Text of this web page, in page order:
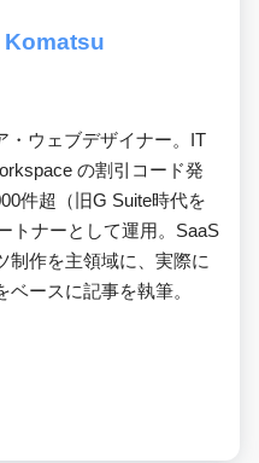
・ウェブデザイナー。IT
の割引コード発
件超（旧G Suite時代を
トナーとして運用。SaaS
制作を主領域に、実際に
ースに記事を執筆。